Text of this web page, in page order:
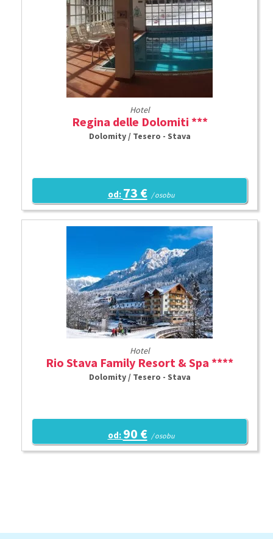
Hotel
Regina delle Dolomiti ***
Dolomity / Tesero - Stava
od: 73 € / osobu
Hotel
Rio Stava Family Resort & Spa ****
Dolomity / Tesero - Stava
od: 90 € / osobu